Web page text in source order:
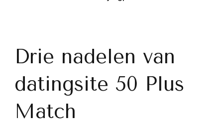
Drie nadelen van
datingsite 50 Plus
Match